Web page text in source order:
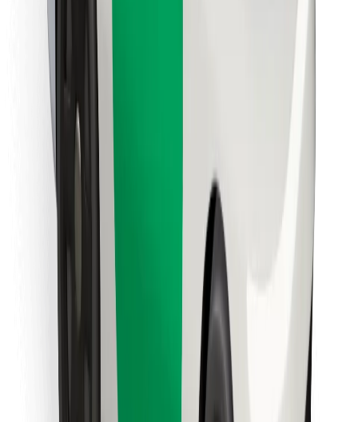
გადმოწერე Bolt
იპოვე შენი საყვარელი კერძები!